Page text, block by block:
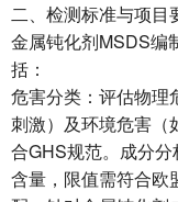
二、检测标准与项目
金属钝化剂MSDS编
括：
危害分类‌：评估物理
刺激）及环境危害（
合GHS规范。‌成分
含量，限值需符合欧